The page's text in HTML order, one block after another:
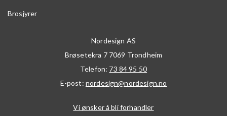
Brosjyrer
Nordesign AS
Brøsetekra 7 7069 Trondheim
Telefon: 73 84 95 50
E-post: nordesign@nordesign.no
Vi ønsker å bli forhandler